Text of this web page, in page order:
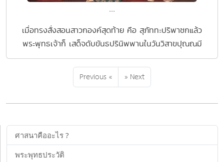
...
เมื่อทรงสั่งสอนสาวกองค์สุดท้าย คือ สุภัททะปริพาชกแล้ว
พระพุทธเจ้าก็ เสด็จดับขันธปรินิพพานในวันวิสาขปุณณมี
Previous « » Next
ศาสนาคืออะไร ?
พระพุทธประวัติ